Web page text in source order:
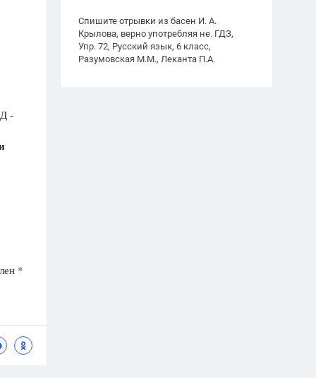
Спишите отрывки из басен И. А.
Крылова, верно употребляя не. ГДЗ,
Упр. 72, Русский язык, 6 класс,
Разумовская М.М., Леканта П.А.
-
*